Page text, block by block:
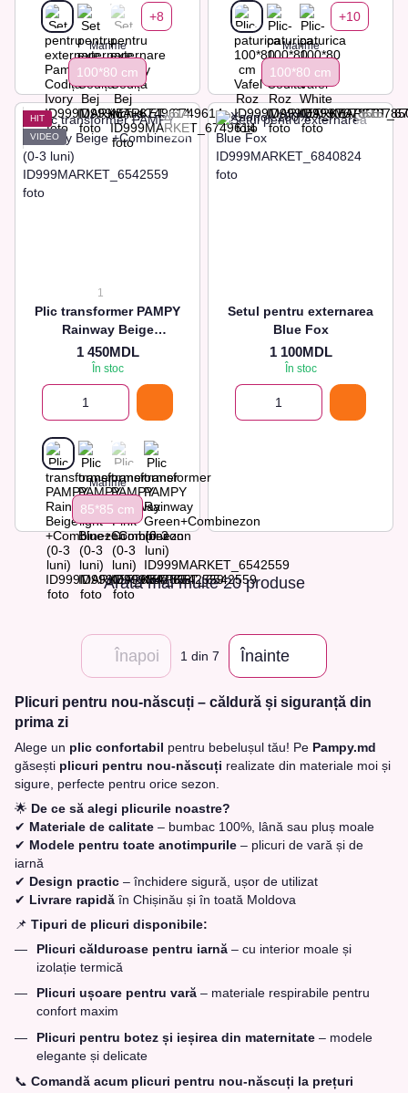
+8
Marime
100*80 сm
+10
Marime
100*80 сm
HIT
VIDEO
1
Plic transformer PAMPY
Rainway Beige
+Combinezon (0-3 luni)
1 450MDL
În stoc
Marime
85*85 cm
Setul pentru externarea
Blue Fox
1 100MDL
În stoc
Arată mai multe 20 produse
Înapoi 1 din 7 Înainte
Plicuri pentru nou-născuți – căldură și siguranță din
prima zi
Alege un plic confortabil pentru bebelușul tău! Pe Pampy.md
găsești plicuri pentru nou-născuți realizate din materiale moi și
sigure, perfecte pentru orice sezon.
🌟 De ce să alegi plicurile noastre?
✔ Materiale de calitate – bumbac 100%, lână sau pluș moale
✔ Modele pentru toate anotimpurile – plicuri de vară și de
iarnă
✔ Design practic – închidere sigură, ușor de utilizat
✔ Livrare rapidă în Chișinău și în toată Moldova
📌 Tipuri de plicuri disponibile:
Plicuri călduroase pentru iarnă – cu interior moale și
izolație termică
Plicuri ușoare pentru vară – materiale respirabile pentru
confort maxim
Plicuri pentru botez și ieșirea din maternitate – modele
elegante și delicate
📞 Comandă acum plicuri pentru nou-născuți la prețuri